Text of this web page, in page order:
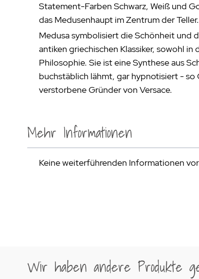
Statement-Farben Schwarz, Weiß und
das Medusenhaupt im Zentrum der Teller.
Medusa symbolisiert die Schönheit und
antiken griechischen Klassiker, sowohl in
Philosophie. Sie ist eine Synthese aus
buchstäblich lähmt, gar hypnotisiert - so
verstorbene Gründer von Versace.
Mehr Informationen
Keine weiterführenden Informationen
Wir haben andere Produkte